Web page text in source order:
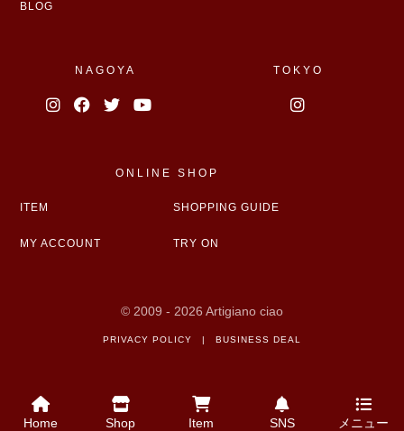
BLOG
NAGOYA TOKYO
ONLINE SHOP
ITEM SHOPPING GUIDE
MY ACCOUNT TRY ON
© 2009 - 2026 Artigiano ciao
PRIVACY POLICY BUSINESS DEAL
Home Shop Item SNS メニュー